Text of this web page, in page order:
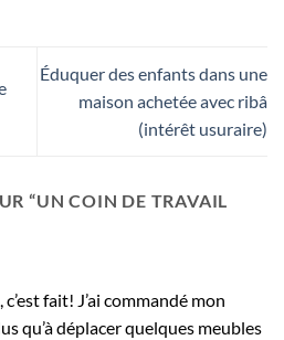
Éduquer des enfants dans une
maison achetée avec ribâ
(intérêt usuraire)
“UN COIN DE TRAVAIL
fait! J’ai commandé mon
qu’à déplacer quelques meubles